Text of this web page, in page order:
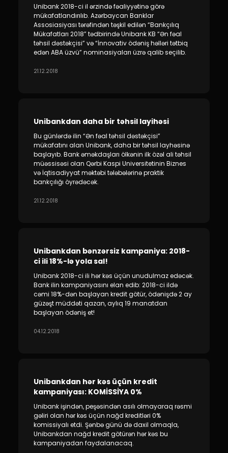
Human Resources
Contact us
F.A.Q
Unibank 2018-ci il ərzində fəaliyyətinə görə
mükafatlandırılıb. Azərbaycan Banklar
Assosiasiyası tərəfindən təşkil edilən “Bankçılıq
Mükafatları 2018” tədbirində Unibank KB “Ən fəal
təhsil dəstəkçisi” və “İnnovativ ödəniş həlləri tətbiq
edən ABA üzvü” nominasiyaları üzrə qalib seçilib.
21.12.2018
Unibankdan daha bir təhsil layihəsi
Bu günlərdə ilin “Ən fəal təhsil dəstəkçisi”
mükafatını alan Unibank, daha bir təhsil layhəsinə
başlayıb. Bank əməkdaşları ölkənin ilk özəl ali təhsil
müəssisəsi olan Qərbi Kaspi Universitetinin Biznes
və İqtisadiyyat məktəbi tələbələrinə praktik
bankçılığı öyrədəcək.
21.12.2018
Unibankdan bənzərsiz kampaniya: 2018-
ci ili 18%-lə yola sal!
Unibank 2018-ci ili hər kəs üçün unudulmaz edəcək.
Bank ilin kampaniyasını elan edib: 2018-ci ildə
cəmi 18%-dən başlayan kredit götür, ödənişdə 2 ay
güzəşt müddəti qazan, aylıq 19 manatdan
başlayan ödəniş et!
04.12.2018
Unibankdan hər kəs üçün kredit
kampaniyası: KOMİSSİYA 0%
Unibank işindən, peşəsindən asılı olmayaraq rəsmi
gəliri olan hər kəs üçün nağd kreditləri 0%
komissiyalı etdi. Şənbə günü də daxil olmaqla,
Unibankdan nağd kredit götürən hər kəs bu
kampaniyadan faydalanacaq.